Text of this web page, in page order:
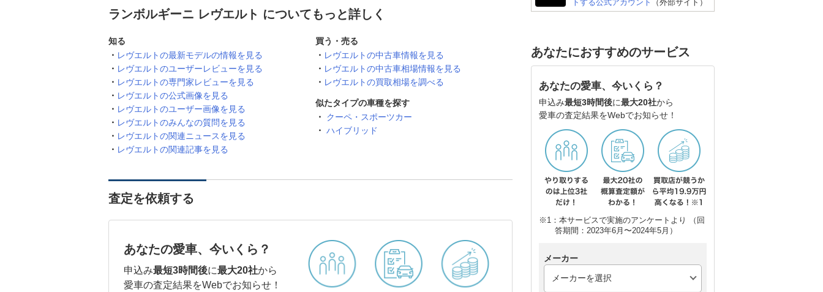
ランボルギーニ レヴエルト についてもっと詳しく
知る
レヴエルトの最新モデルの情報を見る
レヴエルトのユーザーレビューを見る
レヴエルトの専門家レビューを見る
レヴエルトの公式画像を見る
レヴエルトのユーザー画像を見る
レヴエルトのみんなの質問を見る
レヴエルトの関連ニュースを見る
レヴエルトの関連記事を見る
買う・売る
レヴエルトの中古車情報を見る
レヴエルトの中古車相場情報を見る
レヴエルトの買取相場を調べる
似たタイプの車種を探す
クーペ・スポーツカー
ハイブリッド
査定を依頼する
あなたの愛車、今いくら？
申込み最短3時間後に最大20社から
愛車の査定結果をWebでお知らせ！
トする公式アカウント
（外部サイト）
あなたにおすすめのサービス
あなたの愛車、今いくら？
申込み最短3時間後に最大20社から
愛車の査定結果をWebでお知らせ！
※1：本サービスで実施のアンケートより （回
答期間：2023年6月〜2024年5月）
メーカー